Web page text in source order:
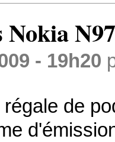
Nokia N97
- 19h20
de